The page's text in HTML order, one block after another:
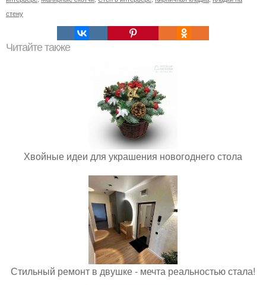
стену
Читайте также
Хвойные идеи для украшения новогоднего стола
Стильный ремонт в двушке - мечта реальностью стала!